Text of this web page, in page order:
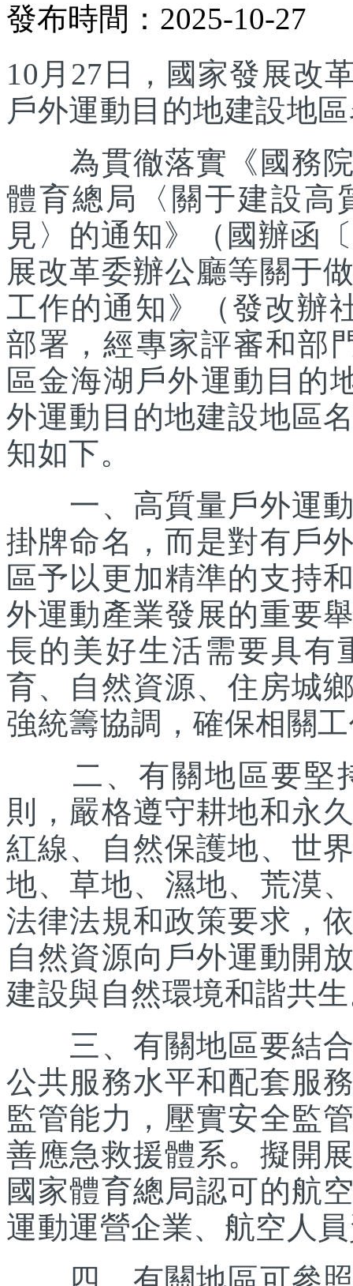
發布時間：2025-10-27
10月27日，國家發展改
戶外運動目的地建設地
為貫徹落實《國務院
體育總局〈關于建設高
見〉的通知》（國辦函
展改革委辦公廳等關于
工作的通知》（發改辦
部署，經專家評審和部
區金海湖戶外運動目的
外運動目的地建設地區
知如下。
一、高質量戶外運動
掛牌命名，而是對有戶
區予以更加精準的支持
外運動產業發展的重要
長的美好生活需要具有
育、自然資源、住房城
強統籌協調，確保相關
二、有關地區要堅
則，嚴格遵守耕地和永
紅線、自然保護地、世
地、草地、濕地、荒漠
法律法規和政策要求，
自然資源向戶外運動開
建設與自然環境和諧共
三、有關地區要結合
公共服務水平和配套服
監管能力，壓實安全監
善應急救援體系。擬開
國家體育總局認可的航
運動運營企業、航空人
四、有關地區可參照